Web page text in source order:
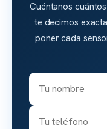
Cuéntanos
te decimos
poner cada